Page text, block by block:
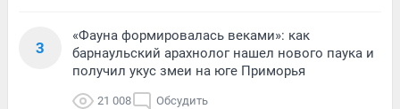
3
«Фауна формировалась веками»: как
барнаульский арахнолог нашел нового паука и
получил укус змеи на юге Приморья
21 008 Обсудить